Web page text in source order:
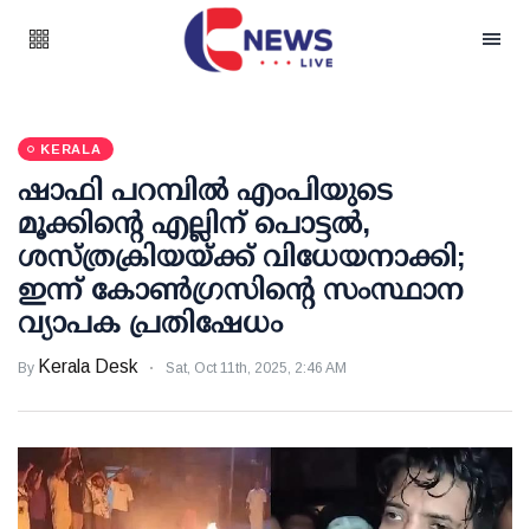
KERALA
ഷാഫി പറമ്പില്‍ എംപിയുടെ
മൂക്കിന്റെ എല്ലിന് പൊട്ടല്‍,
ശസ്ത്രക്രിയയ്ക്ക് വിധേയനാക്കി;
ഇന്ന് കോണ്‍ഗ്രസിന്റെ സംസ്ഥാന
വ്യാപക പ്രതിഷേധം
By Kerala Desk Sat, Oct 11th, 2025, 2:46 AM